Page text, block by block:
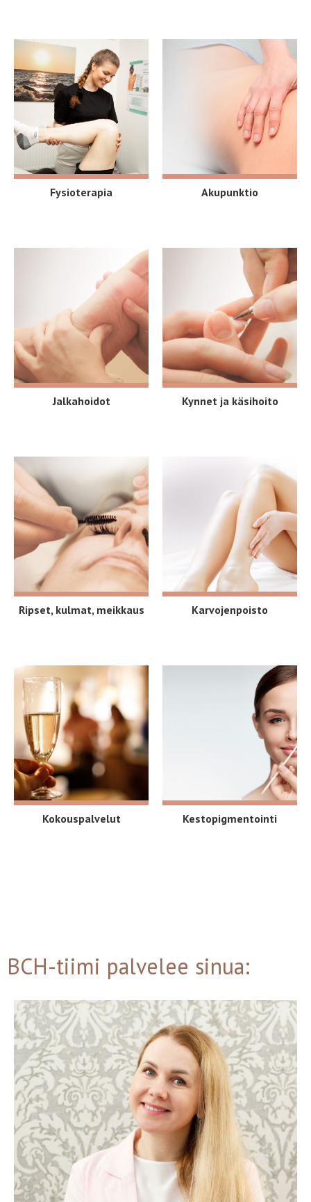
Fysioterapia Akupunktio
Jalkahoidot Kynnet ja käsihoito
Ripset, kulmat, meikkaus Karvojenpoisto
Kokouspalvelut Kestopigmentointi
BCH-tiimi palvelee sinua: